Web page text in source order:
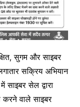
सुगम और साइबर
सक्रिय अभियान
साइबर सेल द्वारा
करने वाले साइबर